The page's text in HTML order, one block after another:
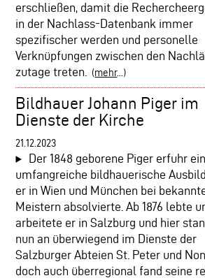
erschließen, damit die
in der Nachlass-Datenbank immer
spezifischer werden und personelle
Verknüpfungen zwischen den
zutage treten.
(mehr...)
Bildhauer Johann Piger im
Dienste der Kirche
21.12.2023
Der 1848 geborene Piger erfuhr
umfangreiche bildhauerische
er in Wien und München bei
Meistern absolvierte. Ab 1876 lebte
arbeitete er in Salzburg und hier
nun an überwiegend im Dienste der
Salzburger Abteien St. Peter und
doch auch überregional fand seine